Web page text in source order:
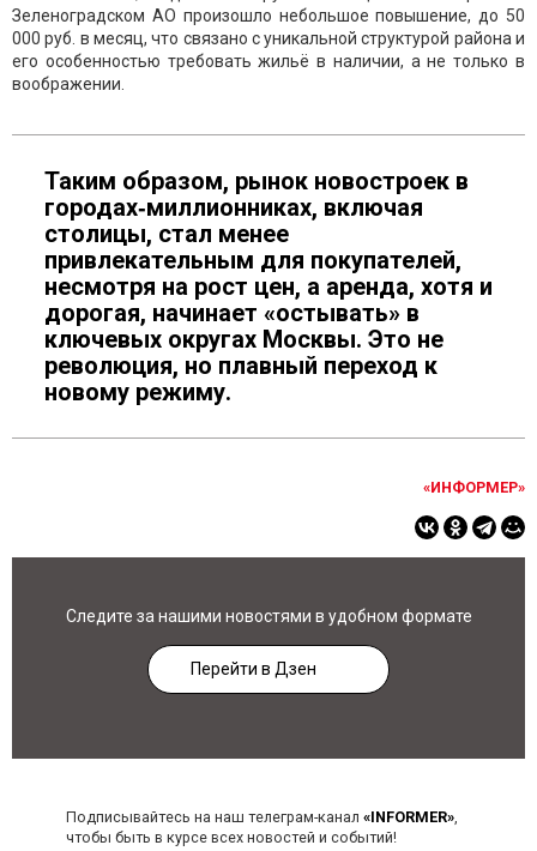
Зеленоградском АО произошло небольшое повышение, до 50
000 руб. в месяц, что связано с уникальной структурой района и
его особенностью требовать жильё в наличии, а не только в
воображении.
Таким образом, рынок новостроек в
городах‑миллионниках, включая
столицы, стал менее
привлекательным для покупателей,
несмотря на рост цен, а аренда, хотя и
дорогая, начинает «остывать» в
ключевых округах Москвы. Это не
революция, но плавный переход к
новому режиму.
«ИНФОРМЕР»
Следите за нашими новостями в удобном формате
Перейти в Дзен
Подписывайтесь на наш телеграм-канал «INFORMER»,
чтобы быть в курсе всех новостей и событий!